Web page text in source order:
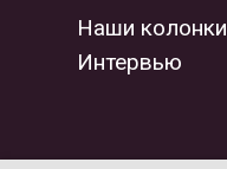
Наши колонки
Интервью